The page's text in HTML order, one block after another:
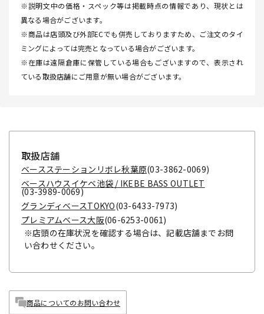
※説明文中の価格・スペック等は掲載時点の情報であり、現状とは
異なる場合がございます。
※商品は店頭及び外部ECでも併売しておりますため、ご注文のタイ
ミングによっては完売となっている場合がございます。
※在庫は遠隔倉庫に保管している場合もございますので、表示され
ている取扱店舗にご用意が無い場合がございます。
取扱店舗
ベースステーションリボレ秋葉原(03-3862-0069)
ベースハウスイケベ池袋 / IKEBE BASS OUTLET
(03-3989-0069)
グランディベースTOKYO(03-6433-7973)
プレミアムベース大阪(06-6253-0061)
※店頭の在庫状況を確認する場合は、記載店舗までお問
い合わせください。
商品についてのお問い合わせ